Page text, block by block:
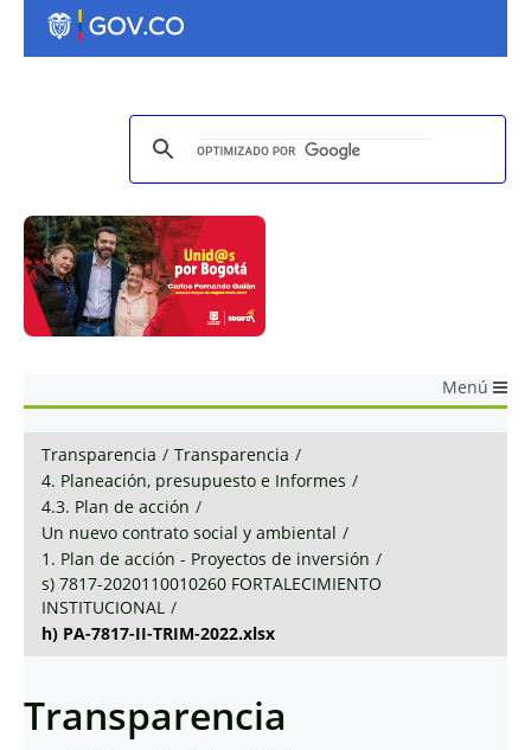
Menú
Transparencia / Transparencia /
4. Planeación, presupuesto e Informes /
4.3. Plan de acción /
Un nuevo contrato social y ambiental /
1. Plan de acción - Proyectos de inversión /
s) 7817-2020110010260 FORTALECIMIENTO
INSTITUCIONAL /
h) PA-7817-II-TRIM-2022.xlsx
Transparencia